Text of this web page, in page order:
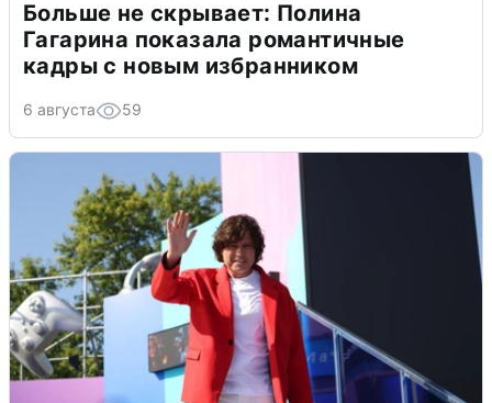
Больше не скрывает: Полина
Гагарина показала романтичные
кадры с новым избранником
6 августа 59